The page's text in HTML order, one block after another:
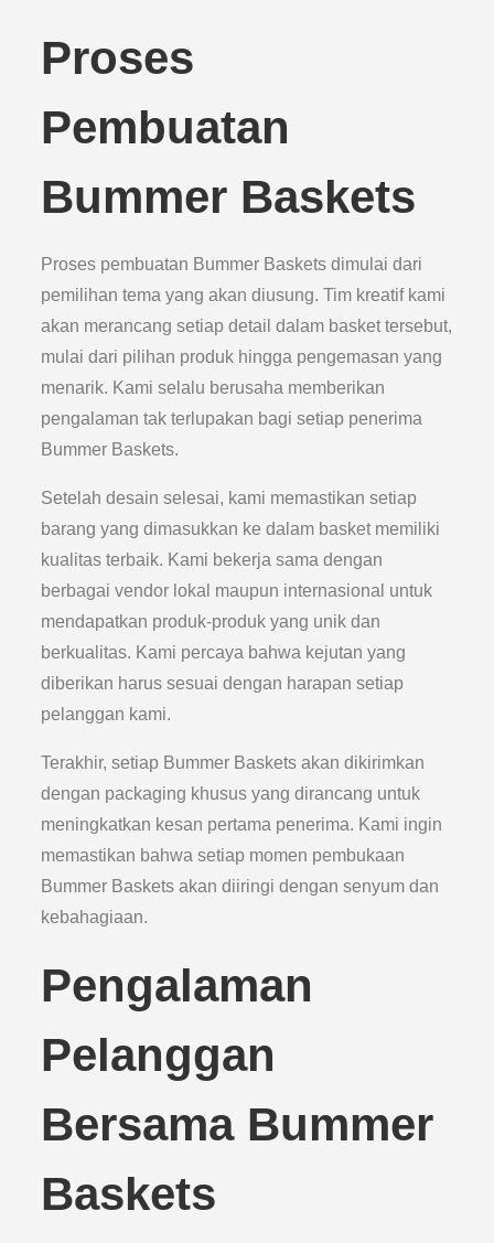
Proses
Pembuatan
Bummer Baskets
Proses pembuatan Bummer Baskets dimulai dari
pemilihan tema yang akan diusung. Tim kreatif kami
akan merancang setiap detail dalam basket tersebut,
mulai dari pilihan produk hingga pengemasan yang
menarik. Kami selalu berusaha memberikan
pengalaman tak terlupakan bagi setiap penerima
Bummer Baskets.
Setelah desain selesai, kami memastikan setiap
barang yang dimasukkan ke dalam basket memiliki
kualitas terbaik. Kami bekerja sama dengan
berbagai vendor lokal maupun internasional untuk
mendapatkan produk-produk yang unik dan
berkualitas. Kami percaya bahwa kejutan yang
diberikan harus sesuai dengan harapan setiap
pelanggan kami.
Terakhir, setiap Bummer Baskets akan dikirimkan
dengan packaging khusus yang dirancang untuk
meningkatkan kesan pertama penerima. Kami ingin
memastikan bahwa setiap momen pembukaan
Bummer Baskets akan diiringi dengan senyum dan
kebahagiaan.
Pengalaman
Pelanggan
Bersama Bummer
Baskets